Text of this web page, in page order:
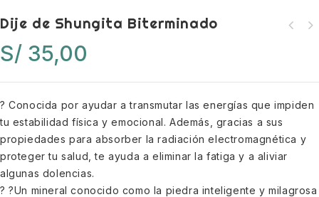
Dije de Shungita Biterminado
S/ 35,00
? Conocida por ayudar a transmutar las energías que impiden
tu estabilidad física y emocional. Además, gracias a sus
propiedades para absorber la radiación electromagnética y
proteger tu salud, te ayuda a eliminar la fatiga y a aliviar
algunas dolencias.
? ?Un mineral conocido como la piedra inteligente y milagrosa